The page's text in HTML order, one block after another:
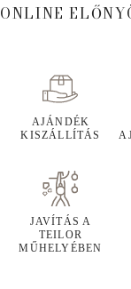
ONLINE
AJÁNDÉK
KISZÁLLÍTÁS
JAVÍTÁS A
TEILOR
MŰHELYÉBEN